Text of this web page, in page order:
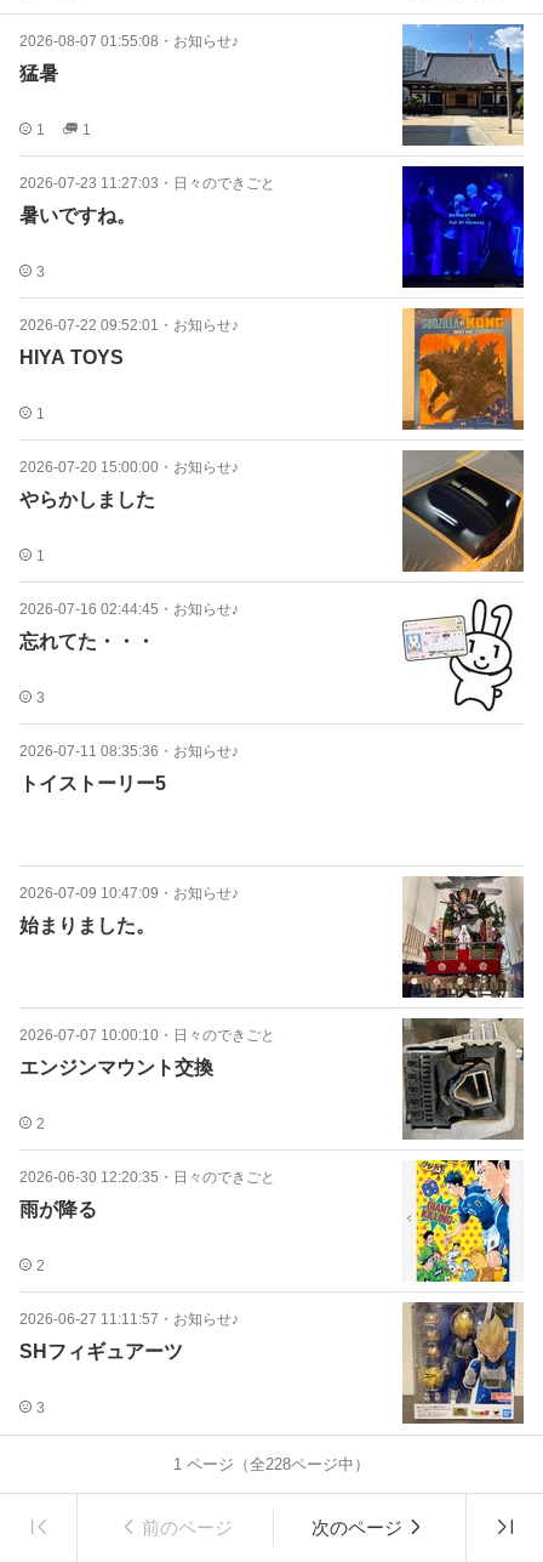
2026-08-07 01:55:08 ・ お知らせ♪
猛暑
1 1
2026-07-23 11:27:03 ・ 日々のできごと
暑いですね。
3
2026-07-22 09:52:01 ・ お知らせ♪
HIYA TOYS
1
2026-07-20 15:00:00 ・ お知らせ♪
やらかしました
1
2026-07-16 02:44:45 ・ お知らせ♪
忘れてた・・・
3
2026-07-11 08:35:36 ・ お知らせ♪
トイストーリー5
2026-07-09 10:47:09 ・ お知らせ♪
始まりました。
2026-07-07 10:00:10 ・ 日々のできごと
エンジンマウント交換
2
2026-06-30 12:20:35 ・ 日々のできごと
雨が降る
2
2026-06-27 11:11:57 ・ お知らせ♪
SHフィギュアーツ
3
1 ページ（全228ページ中）
前のページ 次のページ